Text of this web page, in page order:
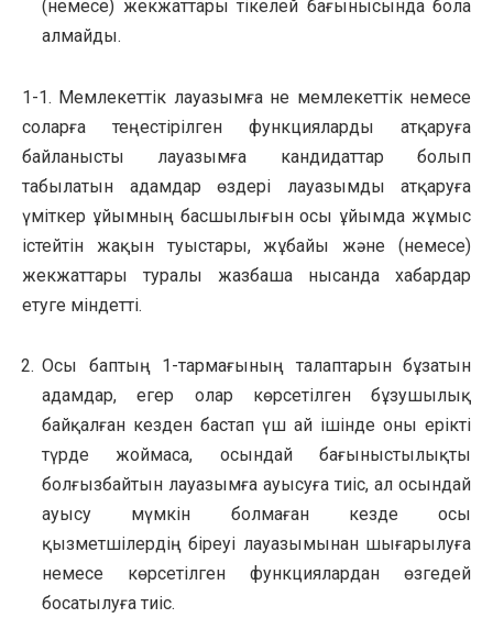
(немесе) жекжаттары тікелей бағынысында бола
алмайды.
1-1. Мемлекеттік лауазымға не мемлекеттік немесе
соларға теңестірілген функцияларды атқаруға
байланысты лауазымға кандидаттар болып
табылатын адамдар өздері лауазымды атқаруға
үміткер ұйымның басшылығын осы ұйымда жұмыс
істейтін жақын туыстары, жұбайы және (немесе)
жекжаттары туралы жазбаша нысанда хабардар
етуге міндетті.
Осы баптың 1-тармағының талаптарын бұзатын
адамдар, егер олар көрсетілген бұзушылық
байқалған кезден бастап үш ай ішінде оны ерікті
түрде жоймаса, осындай бағыныстылықты
болғызбайтын лауазымға ауысуға тиіс, ал осындай
ауысу мүмкін болмаған кезде осы
қызметшілердің біреуі лауазымынан шығарылуға
немесе көрсетілген функциялардан өзгедей
босатылуға тиіс.